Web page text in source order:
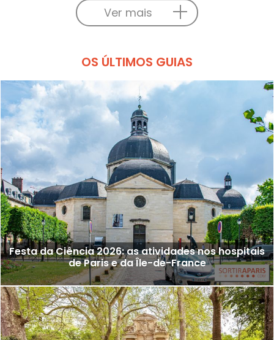
Ver mais
OS ÚLTIMOS GUIAS
Festa da Ciência 2026: as atividades nos hospitais
de Paris e da Île-de-France